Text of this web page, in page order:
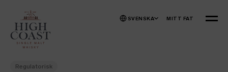
SVENSKA MITT FAT MENY
Regulatorisk